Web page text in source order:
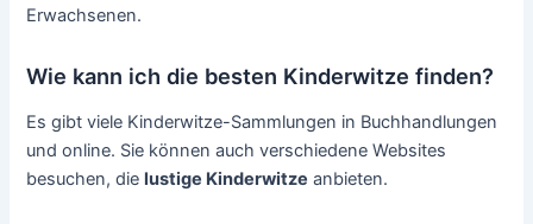
Erwachsenen.
Wie kann ich die besten Kinderwitze finden?
Es gibt viele Kinderwitze-Sammlungen in Buchhandlungen
und online. Sie können auch verschiedene Websites
besuchen, dielustige Kinderwitze anbieten.